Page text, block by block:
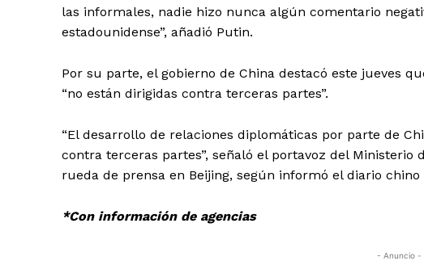
las informales, nadie hizo nunca algún comentario
estadounidense”, añadió Putin.
Por su parte, el gobierno de China destacó este jueves
“no están dirigidas contra terceras partes”.
“El desarrollo de relaciones diplomáticas por parte de
contra terceras partes”, señaló el portavoz del
rueda de prensa en Beijing, según informó el diario chino
*Con información de agencias
- Anuncio -